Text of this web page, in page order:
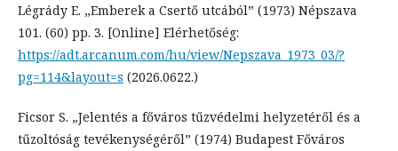
Légrády E. „Emberek a Csertő utcából” (1973) Népszava
101. (60) pp. 3. [Online] Elérhetőség:
https://adt.arcanum.com/hu/view/Nepszava_1973_03/?
pg=114&layout=s (2026.0622.)
Ficsor S. „Jelentés a főváros tűzvédelmi helyzetéről és a
tűzoltóság tevékenységéről” (1974) Budapest Főváros